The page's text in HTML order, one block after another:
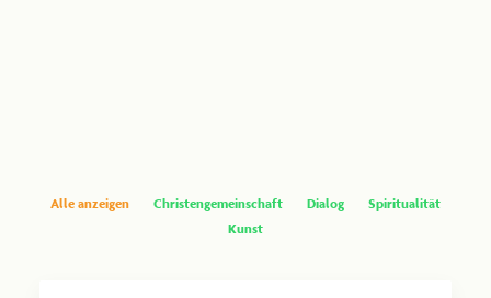
Alle anzeigen Christengemeinschaft Dialog
Spiritualität
Kunst